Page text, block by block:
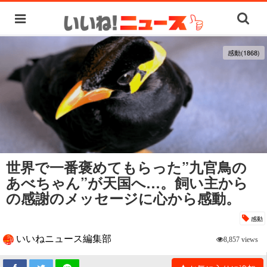
感動(1868)
世界で一番褒めてもらった”九官鳥の
あべちゃん”が天国へ…。飼い主から
の感謝のメッセージに心から感動。
感動
いいねニュース編集部 8,857 views